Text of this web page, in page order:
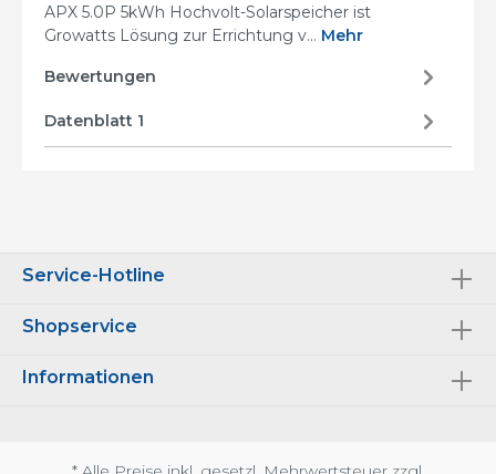
APX 5.0P 5kWh Hochvolt-Solarspeicher ist
Growatts Lösung zur Errichtung v… Mehr
Bewertungen
Datenblatt 1
Service-Hotline
Shopservice
Informationen